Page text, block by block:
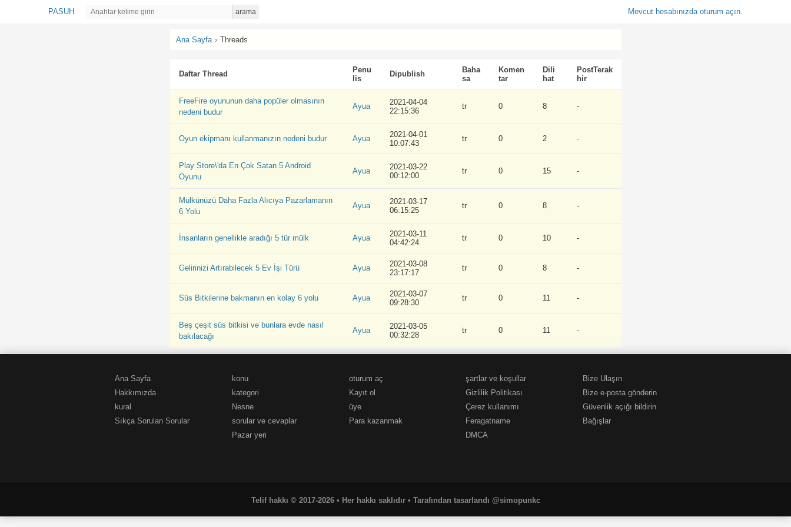
PASUH arama Mevcut hesabınızda oturum açın.
Ana Sayfa › Threads
Daftar Thread
Penu
lis
Dipublish
Baha
sa
Komen
tar
Dili
hat
PostTerak
hir
FreeFire oyununun daha popüler olmasının
nedeni budur
Ayua
2021-04-04
22:15:36
tr 0 8 -
Oyun ekipmanı kullanmanızın nedeni budur Ayua
2021-04-01
10:07:43
tr 0 2 -
Play Store\'da En Çok Satan 5 Android
Oyunu
Ayua
2021-03-22
00:12:00
tr 0 15 -
Mülkünüzü Daha Fazla Alıcıya Pazarlamanın
6 Yolu
Ayua
2021-03-17
06:15:25
tr 0 8 -
İnsanların genellikle aradığı 5 tür mülk Ayua
2021-03-11
04:42:24
tr 0 10 -
Gelirinizi Artırabilecek 5 Ev İşi Türü Ayua
2021-03-08
23:17:17
tr 0 8 -
Süs Bitkilerine bakmanın en kolay 6 yolu Ayua
2021-03-07
09:28:30
tr 0 11 -
Beş çeşit süs bitkisi ve bunlara evde nasıl
bakılacağı
Ayua
2021-03-05
00:32:28
tr 0 11 -
Ana Sayfa
Hakkımızda
kural
Sıkça Sorulan Sorular
konu
kategori
Nesne
sorular ve cevaplar
Pazar yeri
oturum aç
Kayıt ol
üye
Para kazanmak
şartlar ve koşullar
Gizlilik Politikası
Çerez kullanımı
Feragatname
DMCA
Bize Ulaşın
Bize e-posta gönderin
Güvenlik açığı bildirin
Bağışlar
Telif hakkı © 2017-2026 • Her hakkı saklıdır • Tarafından tasarlandı @simopunkc